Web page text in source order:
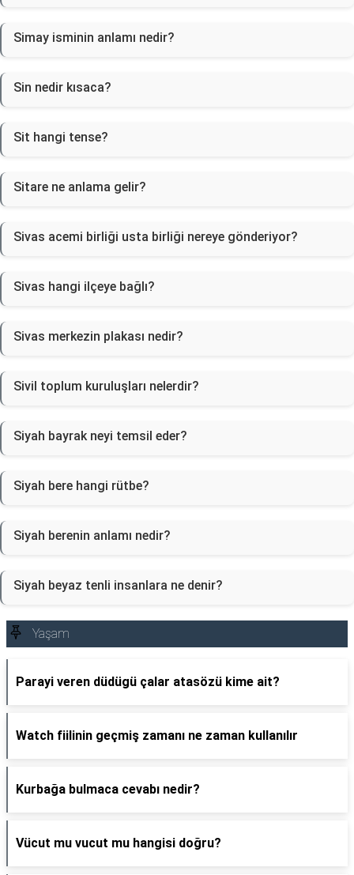
Simay isminin anlamı nedir?
Sin nedir kısaca?
Sit hangi tense?
Sitare ne anlama gelir?
Sivas acemi birliği usta birliği nereye gönderiyor?
Sivas hangi ilçeye bağlı?
Sivas merkezin plakası nedir?
Sivil toplum kuruluşları nelerdir?
Siyah bayrak neyi temsil eder?
Siyah bere hangi rütbe?
Siyah berenin anlamı nedir?
Siyah beyaz tenli insanlara ne denir?
Yaşam
Parayi veren düdügü çalar atasözü kime ait?
Watch fiilinin geçmiş zamanı ne zaman kullanılır
Kurbağa bulmaca cevabı nedir?
Vücut mu vucut mu hangisi doğru?